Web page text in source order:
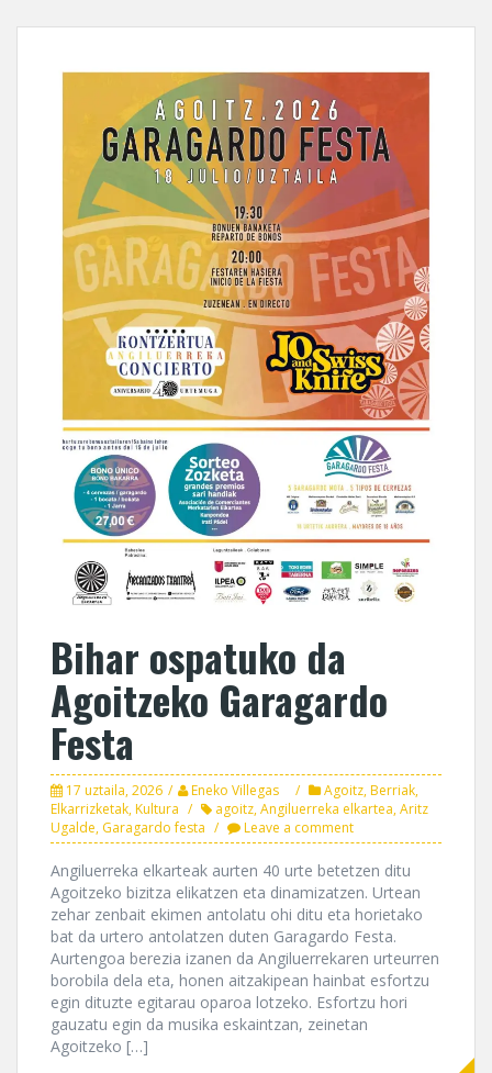
Bihar ospatuko da
Agoitzeko Garagardo
Festa
17 uztaila, 2026 Eneko Villegas Agoitz,Berriak,
Elkarrizketak,Kultura agoitz,Angiluerreka elkartea,Aritz
Ugalde, Garagardo festa Leave a comment
Angiluerreka elkarteak aurten 40 urte betetzen ditu
Agoitzeko bizitza elikatzen eta dinamizatzen. Urtean
zehar zenbait ekimen antolatu ohi ditu eta horietako
bat da urtero antolatzen duten Garagardo Festa.
Aurtengoa berezia izanen da Angiluerrekaren urteurren
borobila dela eta, honen aitzakipean hainbat esfortzu
egin dituzte egitarau oparoa lotzeko. Esfortzu hori
gauzatu egin da musika eskaintzan, zeinetan
Agoitzeko […]